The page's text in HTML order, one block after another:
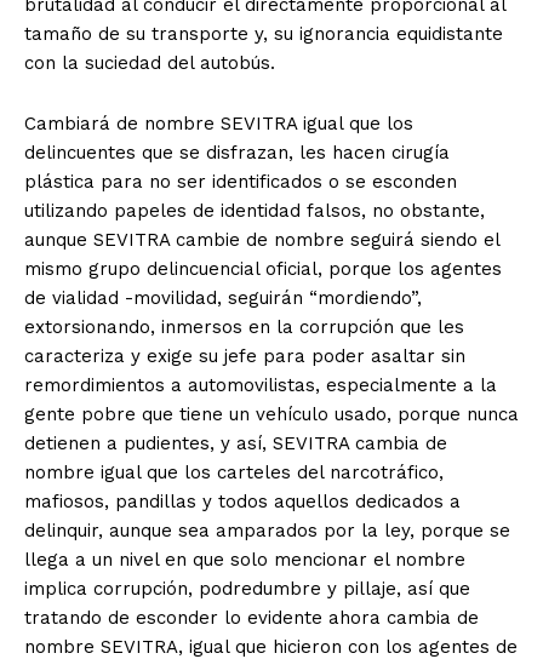
brutalidad al conducir el directamente proporcional al
tamaño de su transporte y, su ignorancia equidistante
con la suciedad del autobús.
Cambiará de nombre SEVITRA igual que los
delincuentes que se disfrazan, les hacen cirugía
plástica para no ser identificados o se esconden
utilizando papeles de identidad falsos, no obstante,
aunque SEVITRA cambie de nombre seguirá siendo el
mismo grupo delincuencial oficial, porque los agentes
de vialidad -movilidad, seguirán “mordiendo”,
extorsionando, inmersos en la corrupción que les
caracteriza y exige su jefe para poder asaltar sin
remordimientos a automovilistas, especialmente a la
gente pobre que tiene un vehículo usado, porque nunca
detienen a pudientes, y así, SEVITRA cambia de
nombre igual que los carteles del narcotráfico,
mafiosos, pandillas y todos aquellos dedicados a
delinquir, aunque sea amparados por la ley, porque se
llega a un nivel en que solo mencionar el nombre
implica corrupción, podredumbre y pillaje, así que
tratando de esconder lo evidente ahora cambia de
nombre SEVITRA, igual que hicieron con los agentes de